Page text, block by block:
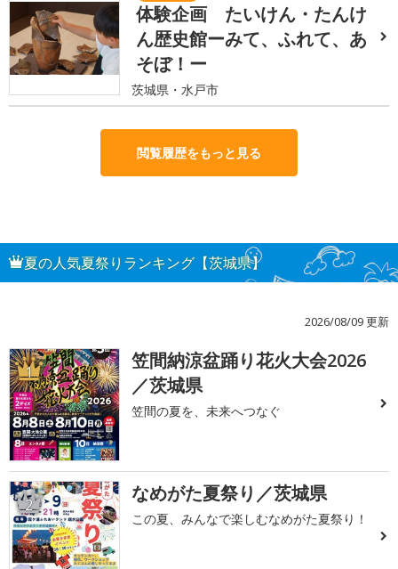
体験企画 たいけん・たんけ
ん歴史館ーみて、ふれて、あ
そぼ！ー
茨城県・水戸市
閲覧履歴をもっと見る
夏の人気夏祭りランキング【茨城県】
2026/08/09 更新
1
笠間納涼盆踊り花火大会2026
／茨城県
笠間の夏を、未来へつなぐ
2 なめがた夏祭り／茨城県
この夏、みんなで楽しむなめがた夏祭り！